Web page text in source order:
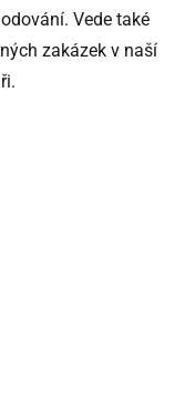
Vede také
zakázek v naší